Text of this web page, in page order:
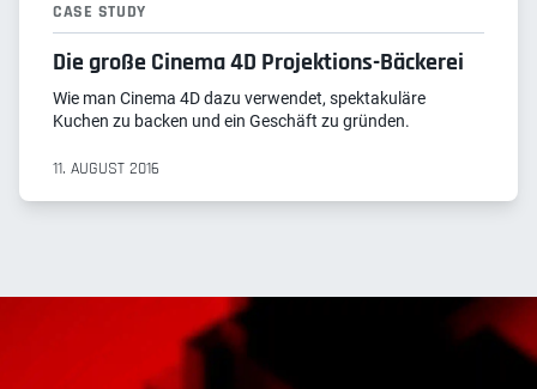
CASE STUDY
Die große Cinema 4D Projektions-Bäckerei
Wie man Cinema 4D dazu verwendet, spektakuläre
Kuchen zu backen und ein Geschäft zu gründen.
11. AUGUST 2016